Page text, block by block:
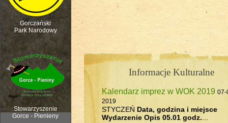
Gorczański
Park Narodowy
Stowarzyszenie
Gorce - Pienieny
Rozpoczęcie sezonu pasterskiego, 6
Informacje Kulturalne
Kalendarz imprez w WOK 2019 07-
2019
STYCZEŃ Data, godzina i miejsce
Wydarzenie Opis 05.01 godz.